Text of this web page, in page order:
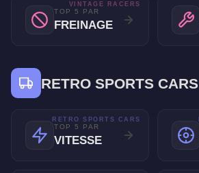
TOP 5 PAR
FREINAGE
VINTAGE RACERS
RETRO SPORTS CARS
TOP 5 PAR
VITESSE
RETRO SPORTS CARS